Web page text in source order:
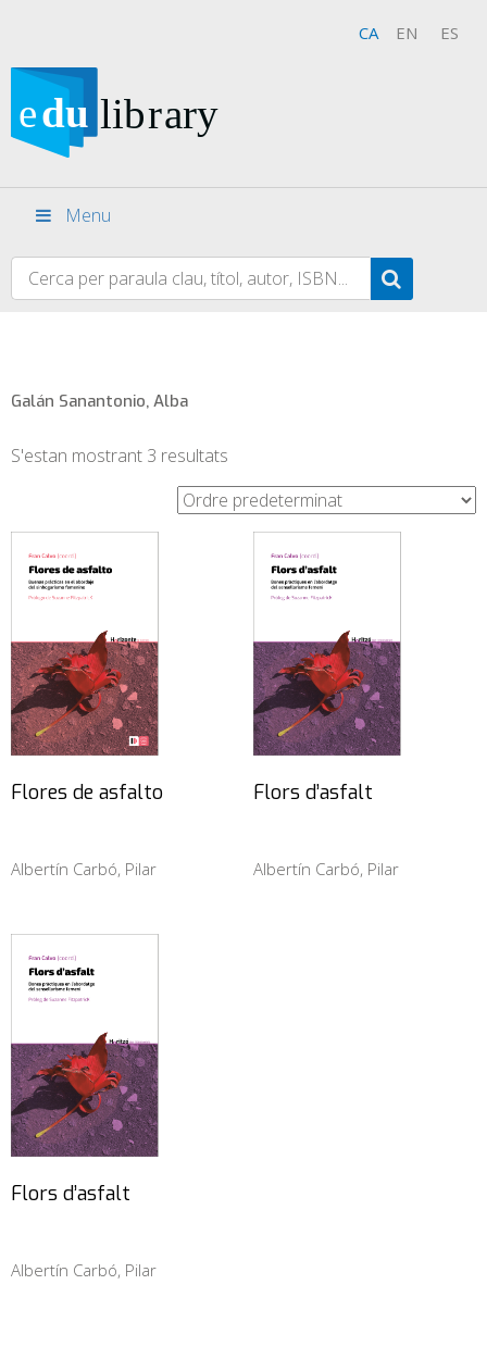
CA EN ES
Menu
Galán Sanantonio, Alba
S'estan mostrant 3 resultats
Flores de asfalto
Albertín Carbó, Pilar
Flors d’asfalt
Albertín Carbó, Pilar
Flors d’asfalt
Albertín Carbó, Pilar